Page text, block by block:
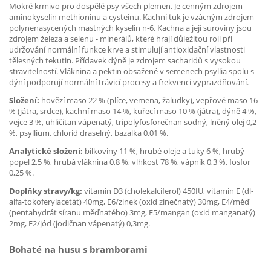
Mokré krmivo pro dospělé psy všech plemen. Je cenným zdrojem
aminokyselin methioninu a cysteinu. Kachní tuk je vzácným zdrojem
polynenasycených mastných kyselin n-6. Kachna a její suroviny jsou
zdrojem železa a selenu - minerálů, které hrají důležitou roli při
udržování normální funkce krve a stimulují antioxidační vlastnosti
tělesných tekutin. Přídavek dýně je zdrojem sacharidů s vysokou
stravitelností. Vláknina a pektin obsažené v semenech psyllia spolu s
dýní podporují normální trávicí procesy a frekvenci vyprazdňování.
Složení: hovězí maso 22 % (plíce, vemena, žaludky), vepřové maso 16
% (játra, srdce), kachní maso 14 %, kuřecí maso 10 % (játra), dýně 4 %,
vejce 3 %, uhličitan vápenatý, tripolyfosforečnan sodný, lněný olej 0,2
%, psyllium, chlorid draselný, bazalka 0,01 %.
Analytické složení: bílkoviny 11 %, hrubé oleje a tuky 6 %, hrubý
popel 2,5 %, hrubá vláknina 0,8 %, vlhkost 78 %, vápník 0,3 %, fosfor
0,25 %.
Doplňky stravy/kg: vitamin D3 (cholekalciferol) 450IU, vitamin E (dl-
alfa-tokoferylacetát) 40mg, E6/zinek (oxid zinečnatý) 30mg, E4/měď
(pentahydrát síranu měďnatého) 3mg, E5/mangan (oxid manganatý)
2mg, E2/jód (jodičnan vápenatý) 0,3mg.
Bohaté na husu s bramborami